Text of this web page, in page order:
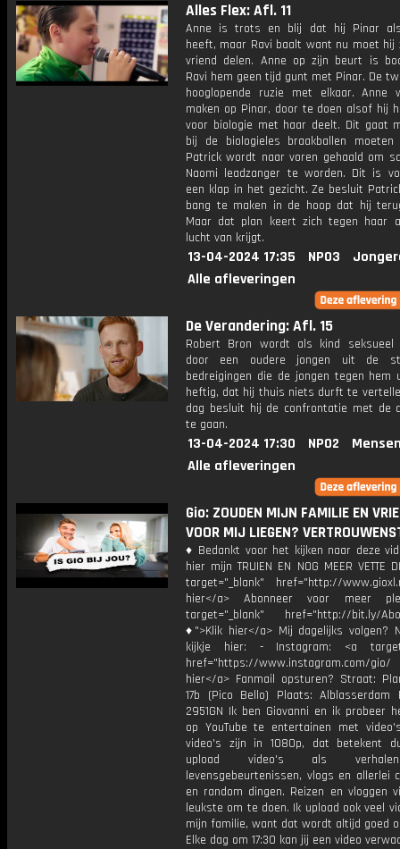
Alles Flex: Afl. 11
Anne is trots en blij dat hij Pinar
heeft, maar Ravi baalt want nu moet hij
vriend delen. Anne op zijn beurt is
Ravi hem geen tijd gunt met Pinar. De
hooglopende ruzie met elkaar. Anne
maken op Pinar, door te doen alsof hij
voor biologie met haar deelt. Dit gaat
bij de biologieles braakballen moeten
Patrick wordt naar voren gehaald om
Naomi leadzanger te worden. Dit is
een klap in het gezicht. Ze besluit
bang te maken in de hoop dat hij
Maar dat plan keert zich tegen haar
lucht van krijgt.
13-04-2024 17:35 NPO3
Alle afleveringen
De Verandering: Afl. 15
Robert Bron wordt als kind seksueel
door een oudere jongen uit de
bedreigingen die de jongen tegen hem
heftig, dat hij thuis niets durft te
dag besluit hij de confrontatie met de
te gaan.
13-04-2024 17:30 NPO2
Alle afleveringen
Gio: ZOUDEN MIJN FAMILIE EN
VOOR MIJ LIEGEN?
♦ Bedankt voor het kijken naar deze
hier mijn TRUIEN EN NOG MEER VETTE
target="_blank" href="http://
hier</a> Abonneer voor meer
target="_blank" href="http://bit.ly/
♦">Klik hier</a> Mij dagelijks volgen?
kijkje hier: - Instagram: <a
href="https://www.instagram.com/
hier</a> Fanmail opsturen? Straat:
17b (Pico Bello) Plaats: Alblasserdam
2951GN Ik ben Giovanni en ik probeer
op YouTube te entertainen met
video's zijn in 1080p, dat betekent
upload video's als
levensgebeurtenissen, vlogs en allerlei
en random dingen. Reizen en vloggen
leukste om te doen. Ik upload ook veel
mijn familie, want dat wordt altijd goed
Elke dag om 17:30 kan jij een video